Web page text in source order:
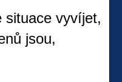
situace vyvíjet,
jsou,